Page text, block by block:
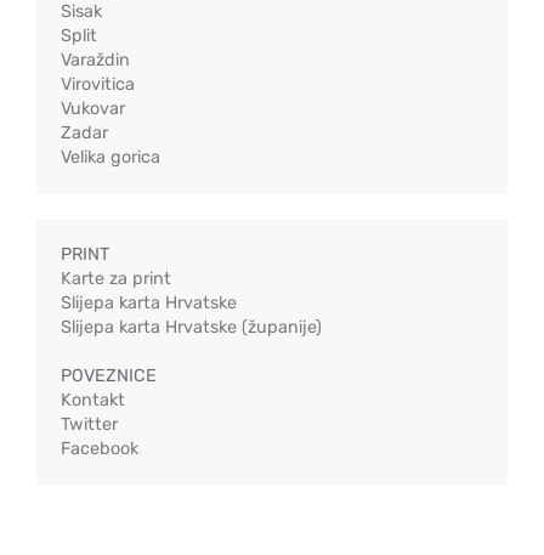
Sisak
Split
Varaždin
Virovitica
Vukovar
Zadar
Velika gorica
PRINT
Karte za print
Slijepa karta Hrvatske
Slijepa karta Hrvatske (županije)
POVEZNICE
Kontakt
Twitter
Facebook